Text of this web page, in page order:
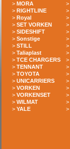
> MORA >
> RIGHTLINE >
> Royal >
> SET VORKEN >
> SIDESHIFT >
> Sonstige >
> STILL >
> Taliaplast >
> TCE CHARGERS >
> TENNANT >
> TOYOTA >
> UNICARRIERS >
> VORKEN >
> VORKENSET >
> WILMAT >
> YALE >